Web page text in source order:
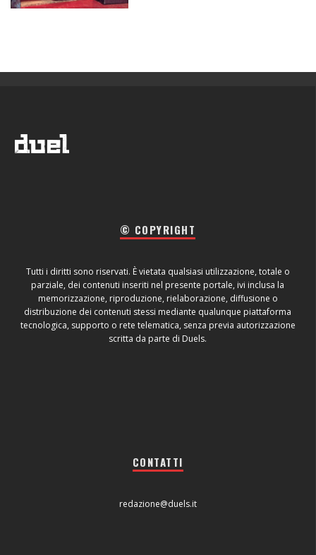
© COPYRIGHT
Tutti i diritti sono riservati. È vietata qualsiasi utilizzazione, totale o
parziale, dei contenuti inseriti nel presente portale, ivi inclusa la
memorizzazione, riproduzione, rielaborazione, diffusione o
distribuzione dei contenuti stessi mediante qualunque piattaforma
tecnologica, supporto o rete telematica, senza previa autorizzazione
scritta da parte di Duels.
CONTATTI
redazione@duels.it